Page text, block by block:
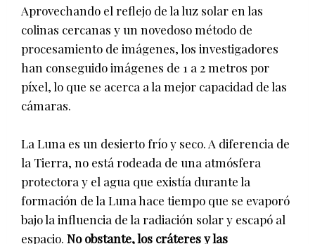
Aprovechando el reflejo de la luz solar en las
colinas cercanas y un novedoso método de
procesamiento de imágenes, los investigadores
han conseguido imágenes de 1 a 2 metros por
píxel, lo que se acerca a la mejor capacidad de las
cámaras.
La Luna es un desierto frío y seco. A diferencia de
la Tierra, no está rodeada de una atmósfera
protectora y el agua que existía durante la
formación de la Luna hace tiempo que se evaporó
bajo la influencia de la radiación solar y escapó al
espacio. No obstante, los cráteres y las